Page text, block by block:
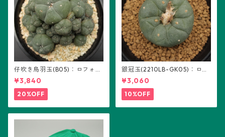
仔吹き烏羽玉(B05)：ロフォフ
ォラ属
¥3,840
20%OFF
銀冠玉(2210LB-GK05)：ロフ
ォフォラ属 ※実生
¥3,060
10%OFF